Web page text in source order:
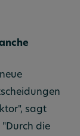
sagt
"Durch die